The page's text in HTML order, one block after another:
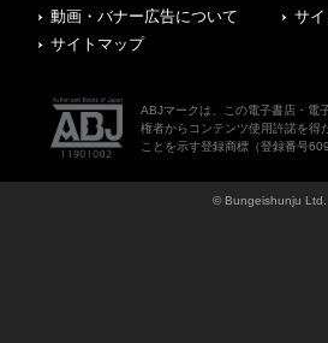
動画・バナー広告について
サ
サイトマップ
ABJマークは、この電子書店・電
権者からコンテンツ使用許諾を得
ことを示す登録商標（登録番号
© Bungeishunju Ltd.